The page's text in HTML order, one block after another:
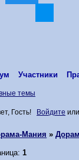
Участники
темы
Гость! Войдите или
Мания »
1